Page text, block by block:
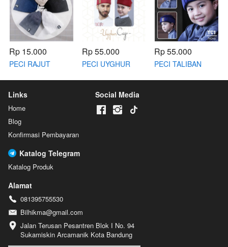
Rp 15.000
PECI RAJUT
Rp 55.000
PECI UYGHUR
Rp 55.000
PECI TALIBAN
Links
Home
Blog
Konfirmasi Pembayaran
Social Media
Katalog Telegram
Katalog Produk
Alamat
081395755530
Bilhikma@gmail.com
Jalan Terusan Pesantren Blok I No. 94
Sukamiskin Arcamanik Kota Bandung